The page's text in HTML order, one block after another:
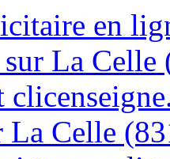
en
La Celle
La Celle